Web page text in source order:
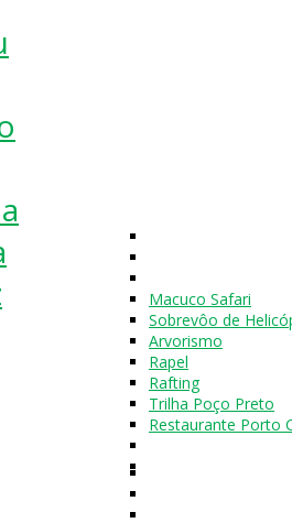
Macuco Safari
Sobrevôo de
Arvorismo
Rapel
Rafting
Trilha Poço Preto
Restaurante Porto